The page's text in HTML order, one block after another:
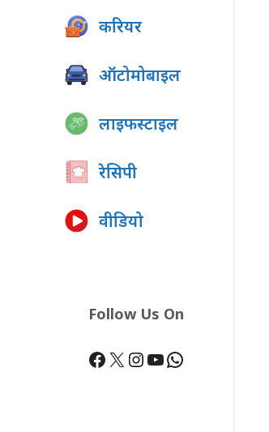
करियर
ऑटोमोबाइल
लाइफस्टाइल
रेसिपी
वीडियो
Follow Us On
Facebook
X Instagram
YouTube
WhatsApp